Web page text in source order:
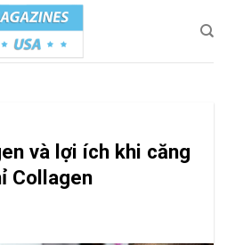
và lợi ích khi căng
Collagen